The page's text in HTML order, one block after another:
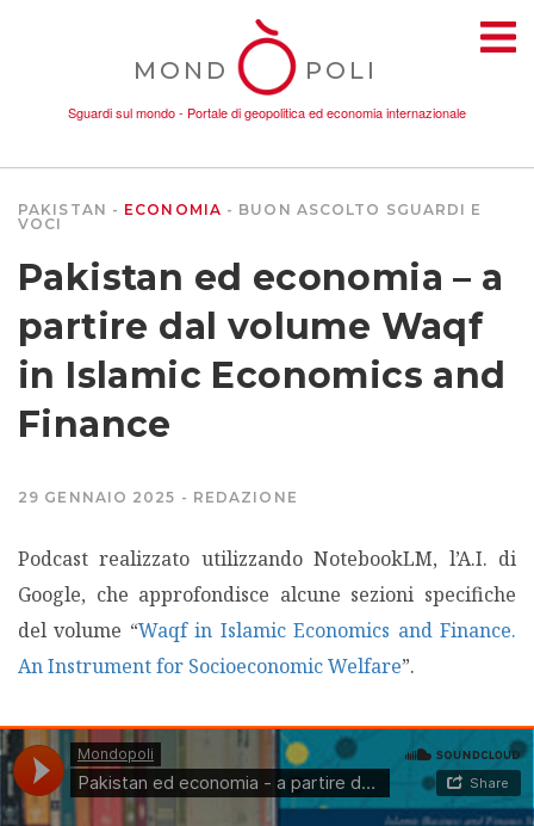
MOND POLI
Sguardi sul mondo - Portale di geopolitica ed economia internazionale
TEMI
CONFLITTI
DONNE
ECONOMIA
EDITORIALI
PAKISTAN ECONOMIA BUON ASCOLTO SGUARDI E
VOCI
Pakistan ed economia – a
partire dal volume Waqf
in Islamic Economics and
Finance
29 GENNAIO 2025 REDAZIONE
Podcast realizzato utilizzando NotebookLM, l’A.I. di
Google, che approfondisce alcune sezioni specifiche
del volume “Waqf in Islamic Economics and Finance.
An Instrument for Socioeconomic Welfare”.